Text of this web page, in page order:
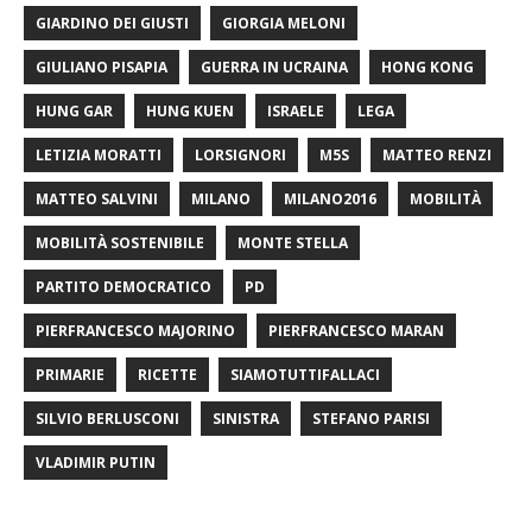
GIARDINO DEI GIUSTI GIORGIA MELONI
GIULIANO PISAPIA GUERRA IN UCRAINA HONG KONG
HUNG GAR HUNG KUEN ISRAELE LEGA
LETIZIA MORATTI LORSIGNORI M5S MATTEO RENZI
MATTEO SALVINI MILANO MILANO2016 MOBILITÀ
MOBILITÀ SOSTENIBILE MONTE STELLA
PARTITO DEMOCRATICO PD
PIERFRANCESCO MAJORINO PIERFRANCESCO MARAN
PRIMARIE RICETTE SIAMOTUTTIFALLACI
SILVIO BERLUSCONI SINISTRA STEFANO PARISI
VLADIMIR PUTIN